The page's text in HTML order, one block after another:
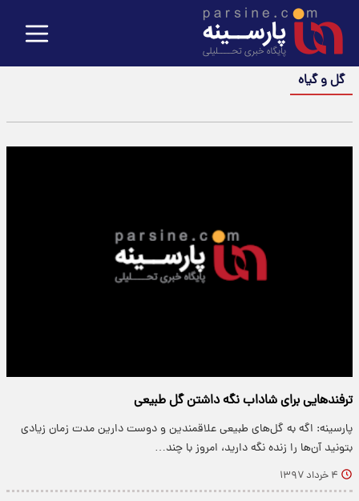
گل و گیاه
ترفندهایی برای شاداب نگه داشتن گل طبیعی
پارسینه: اگه به گل‌های طبیعی علاقمندین و دوست دارین مدت زمان زیادی
بتونید آن‌ها را زنده نگه دارید، امروز با چند…
۴ خرداد ۱۳۹۷